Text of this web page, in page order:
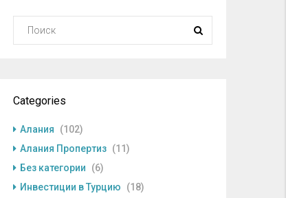
Categories
Алания
(102)
Алания Пропертиз (11)
Без категории
(6)
Инвестиции в Турцию
(18)